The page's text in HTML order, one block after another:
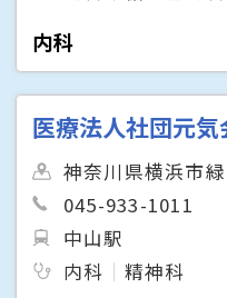
内科
医療法人社団元
神奈川県横浜市
045-933-1011
中山駅
内科
精神科